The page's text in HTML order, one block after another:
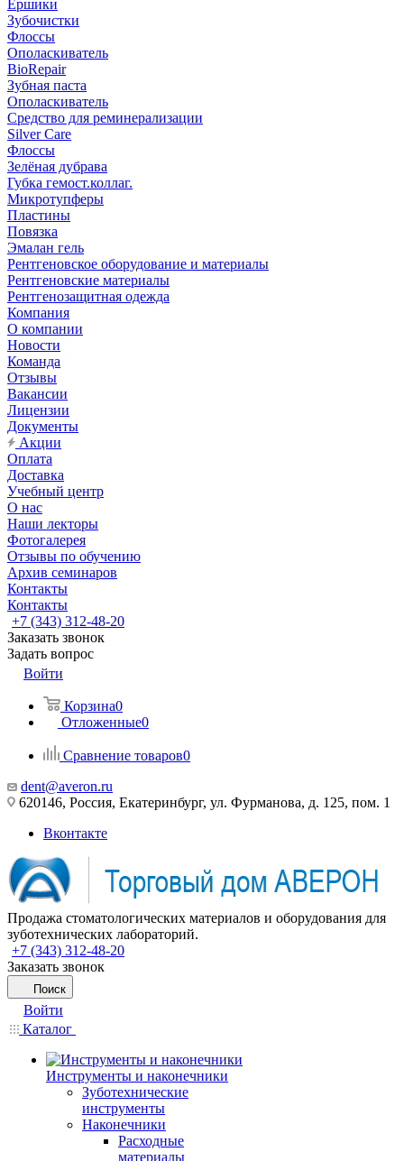
Ёршики
Зубочистки
Флоссы
Ополаскиватель
BioRepair
Зубная паста
Ополаскиватель
Средство для реминерализации
Silver Care
Флоссы
Зелёная дубрава
Губка гемост.коллаг.
Микротупферы
Пластины
Повязка
Эмалан гель
Рентгеновское оборудование и материалы
Рентгеновские материалы
Рентгенозащитная одежда
Компания
О компании
Новости
Команда
Отзывы
Вакансии
Лицензии
Документы
Акции
Оплата
Доставка
Учебный центр
О нас
Наши лекторы
Фотогалерея
Отзывы по обучению
Архив семинаров
Контакты
Контакты
+7 (343) 312-48-20
Заказать звонок
Задать вопрос
Войти
Корзина0
Отложенные0
Сравнение товаров0
dent@averon.ru
620146, Россия, Екатеринбург, ул. Фурманова, д. 125, пом. 1
Вконтакте
Продажа стоматологических материалов и оборудования для
зуботехнических лабораторий.
+7 (343) 312-48-20
Заказать звонок
Поиск
Войти
Каталог
Инструменты и наконечники
Зуботехнические
инструменты
Наконечники
Расходные
материалы